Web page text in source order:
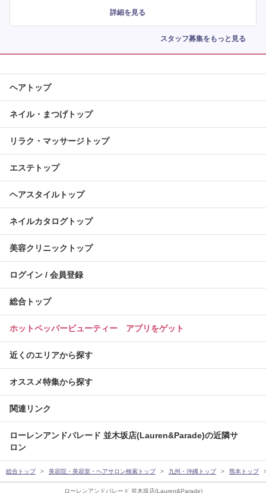
ローレンアンドパレード 並木坂店(Lauren&Parade)
詳細を見る
スタッフ募集をもっと見る
ヘアトップ
ネイル・まつげトップ
リラク・マッサージトップ
エステトップ
ヘアスタイルトップ
ネイルカタログトップ
美容クリニックトップ
ログイン / 会員登録
総合トップ
ホットペッパービューティー アプリをゲット
近くのエリアから探す
オススメ特集から探す
関連リンク
ローレンアンドパレード 並木坂店(Lauren&Parade)の近隣サ
ロン
総合トップ 美容院・美容室・ヘアサロン検索トップ 九州・沖縄トップ 熊本トップ